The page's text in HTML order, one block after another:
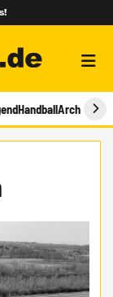
HandballArchiv